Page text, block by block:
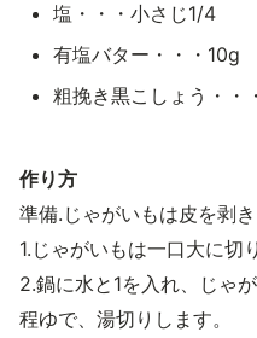
塩・・・小さじ1/4
有塩バター・・・10g
粗挽き黒こしょう・・
作り方
準備.じゃがいもは皮を剥
1.じゃがいもは一口大に切
2.鍋に水と1を入れ、じゃ
程ゆで、湯切りします。